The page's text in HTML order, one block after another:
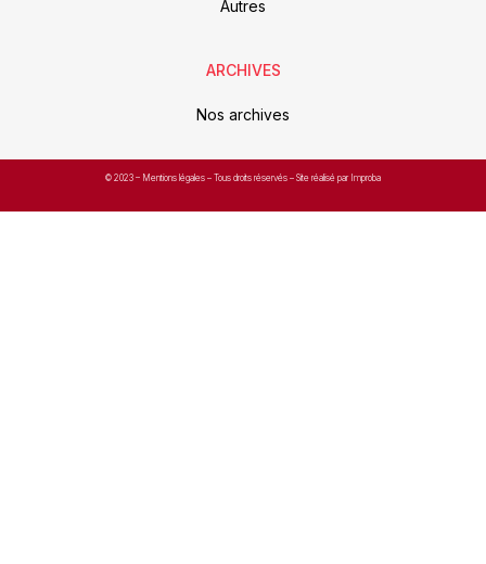
Autres
ARCHIVES
Nos archives
© 2023 – Mentions légales – Tous droits réservés – Site réalisé par Improba